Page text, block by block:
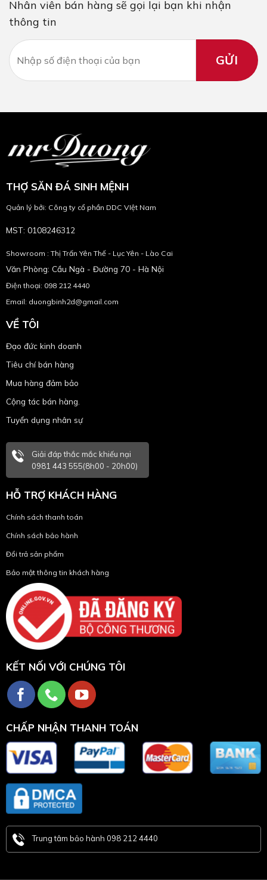
Nhân viên bán hàng sẽ gọi lại bạn khi nhận
thông tin
THỢ SĂN ĐÁ SINH MỆNH
Quản lý bởi: Công ty cổ phần DDC VIệt Nam
MST: 0108246312
Showroom : Thị Trấn Yên Thế - Lục Yên - Lào Cai
Văn Phòng: Cầu Ngà - Đường 70 - Hà Nội
Điện thoại: 098 212 4440
Email: duongbinh2d@gmail.com
VỀ TÔI
Đạo đức kinh doanh
Tiêu chí bán hàng
Mua hàng đảm bảo
Cộng tác bán hàng.
Tuyển dụng nhân sự
Giải đáp thắc mắc khiếu nại
0981 443 555(8h00 - 20h00)
HỖ TRỢ KHÁCH HÀNG
Chính sách thanh toán
Chính sách bảo hành
Đổi trả sản phẩm
Bảo mật thông tin khách hàng
KẾT NỐI VỚI CHÚNG TÔI
CHẤP NHẬN THANH TOÁN
Trung tâm bảo hành 098 212 4440